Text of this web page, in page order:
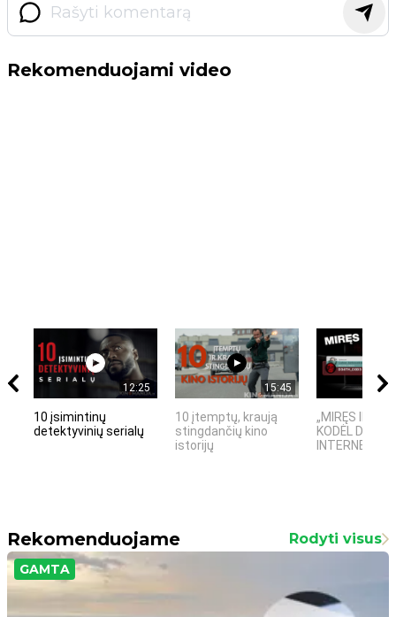
Rekomenduojami video
12:25
10 įsimintinų
detektyvinių serialų
15:45
10 įtemptų, kraują
stingdančių kino
istorijų
„MIRĘS
KODĖL
INTERNETO
Rekomenduojame Rodyti visus
GAMTA